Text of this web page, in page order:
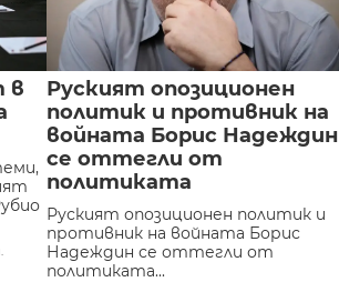
в
Руският опозиционен
политик и противник на
войната Борис Надеждин
се оттегли от
политиката
Руският опозиционен политик и
противник на войната Борис
Надеждин се оттегли от
политиката...